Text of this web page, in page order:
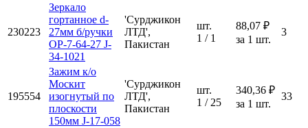
230223
Зеркало
гортанное d-
27мм б/ручки
ОР-7-64-27 J-
34-1021
'Сурджикон
ЛТД',
Пакистан
шт.
1 / 1
88,07 ₽
за 1 шт.
3
195554
Зажим к/о
Москит
изогнутый по
плоскости
150мм J-17-058
'Сурджикон
ЛТД',
Пакистан
шт.
1 / 25
340,36 ₽
за 1 шт.
33